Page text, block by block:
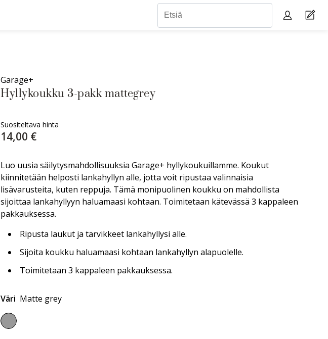
Garage+
Hyllykoukku 3-pakk mattegrey
Suositeltava hinta
14,00 €
Luo uusia säilytysmahdollisuuksia Garage+ hyllykoukuillamme. Koukut
kiinnitetään helposti lankahyllyn alle, jotta voit ripustaa valinnaisia
lisävarusteita, kuten reppuja. Tämä monipuolinen koukku on mahdollista
sijoittaa lankahyllyyn haluamaasi kohtaan. Toimitetaan kätevässä 3 kappaleen
pakkauksessa.
Ripusta laukut ja tarvikkeet lankahyllysi alle.
Sijoita koukku haluamaasi kohtaan lankahyllyn alapuolelle.
Toimitetaan 3 kappaleen pakkauksessa.
Väri Matte grey